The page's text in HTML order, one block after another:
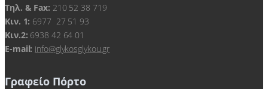
Τηλ. & Fax: 210 52 38 719
Kιν. 1: 6977 27 51 93
Κιν.2: 6938 42 64 01
E-mail: info@glykosglykou.gr
Γραφείο Πόρτο